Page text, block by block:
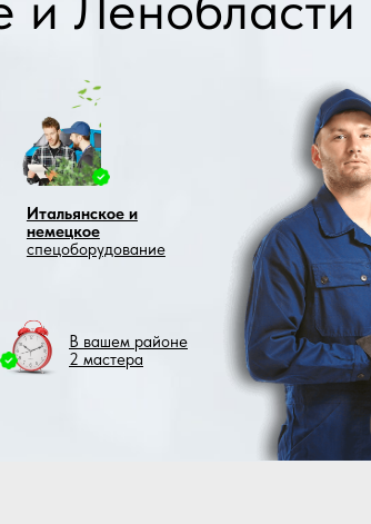
и
В вашем районе